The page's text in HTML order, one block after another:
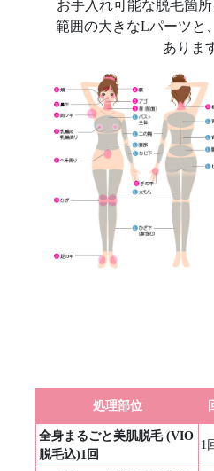
お手入れ可能な脱毛箇
範囲の大きなLパーツと
ありま
処理部位
全身まるごと美肌脱毛 (VIO
脱毛込)1回
1